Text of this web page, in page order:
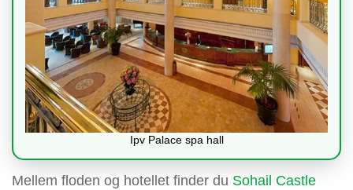
Ipv Palace spa hall
Mellem floden og hotellet finder du Sohail Castle